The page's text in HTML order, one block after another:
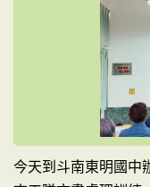
今天到斗南東明國中